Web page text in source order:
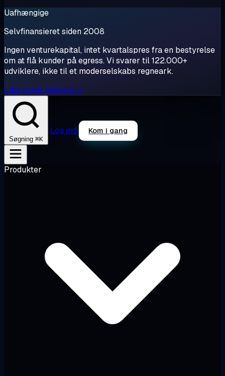
Uafhængige
Selvfinansieret siden 2008
Ingen venturekapital, intet kvartalspres fra en bestyrelse
om at flå kunder på egress. Vi svarer til 122.000+
udviklere, ikke til et moderselskabs regneark.
Læs vores historie →
Søgning ⌘K
Log ind Kom i gang
Produkter